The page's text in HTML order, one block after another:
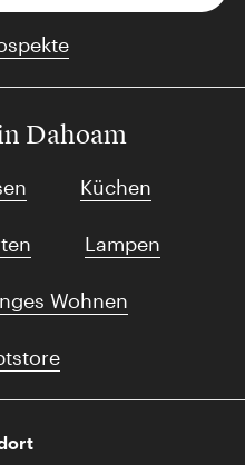
Dahoam
Küchen
Lampen
Wohnen